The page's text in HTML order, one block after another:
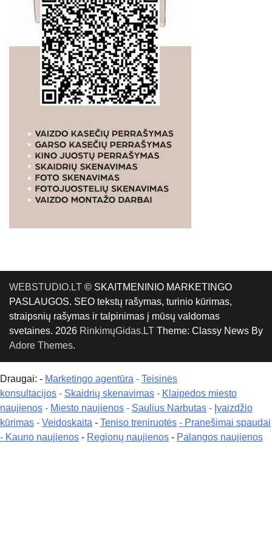
WEBSTUDIO.LT © SKAITMENINIO MARKETINGO
PASLAUGOS. SEO tekstų rašymas, turinio kūrimas,
straipsnių rašymas ir talpinimas į mūsų valdomas
svetaines. 2026 RinkimųGidas.LT Theme: Classy News By
Adore Themes.
Draugai: - Marketingo agentūra - Teisinės
konsultacijos - Skaidrių skenavimas - Klaipedos miesto
naujienos - Miesto naujienos - Saulius Narbutas - Įvaizdžio
kūrimas - Veidoskaita - Teniso treniruotės - Pranešimai spaudai
- Kauno naujienos - Regionų naujienos - Palangos naujienos